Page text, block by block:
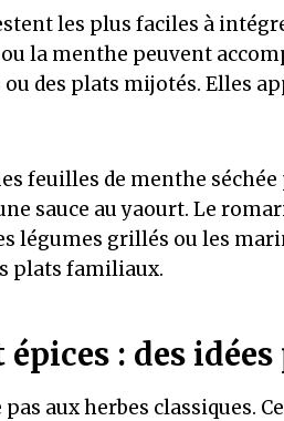
les plus faciles à
la menthe peuvent
ou des plats mijotés. Elles
feuilles de menthe
sauce au yaourt. Le
légumes grillés ou les
plats familiaux.
épices : des
aux herbes classiques.